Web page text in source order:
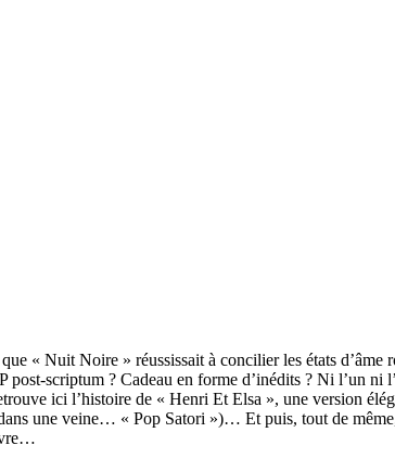
« Nuit Noire » réussissait à concilier les états d’âme
scriptum ? Cadeau en forme d’inédits ? Ni l’un
ici l’histoire de « Henri Et Elsa », une version
une veine… « Pop Satori »)… Et puis, tout de